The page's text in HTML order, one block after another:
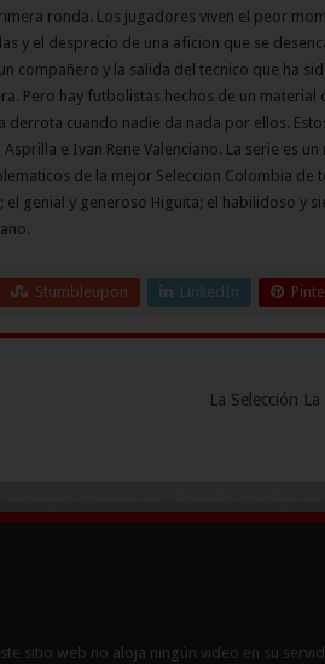
ronda. Los jugadores viven el peor
y el desprecio de una aficion que se
compañero y la salida del tecnico que ha
Pero hay futbolistas hechos de un material
cuando nadie da nada por ellos.
e Ivan Rene Valenciano. La serie es
de la mejor Seleccion Colombia de
genial y generoso Higuita; el habilidoso y
Stumbleupon LinkedIn
La Selección
sitio web no aloja ningún video en su